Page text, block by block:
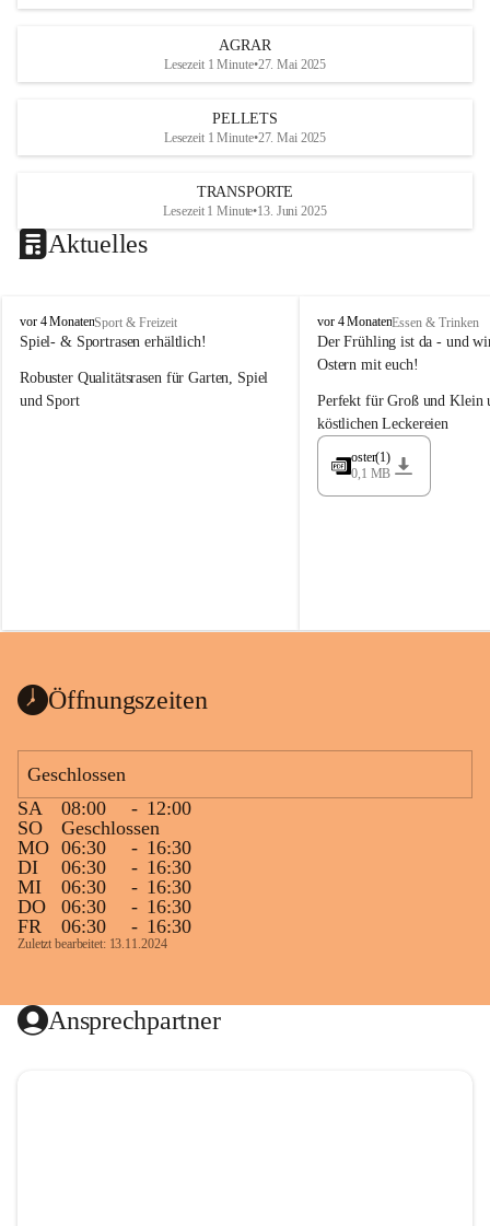
office@mayer-lipsch.at
AGRAR
Lesezeit 1 Minute•27. Mai 2025
PELLETS
Lesezeit 1 Minute•27. Mai 2025
TRANSPORTE
Lesezeit 1 Minute•13. Juni 2025
Aktuelles
M
a
e
r
vor 4 MonatenSport & Freizeit
Spiel- & Sportrasen erhältlich!
Robuster Qualitätsrasen für Garten, Spiel
und Sport
M
a
y
r
G
ü
e
vor 4 MonatenEssen & Trinken
Der Frühling ist da - und
Ostern mit euch!
Perfekt für Groß und Klein
köstlichen Leckereien
oster(1)
0,1 MB
Öffnungszeiten
Geschlossen
SA
08:00 - 12:00
SO
Geschlossen
MO 06:30 - 16:30
DI
06:30 - 16:30
MI
06:30 - 16:30
DO
06:30 - 16:30
FR
06:30 - 16:30
Zuletzt bearbeitet: 13.11.2024
Ansprechpartner